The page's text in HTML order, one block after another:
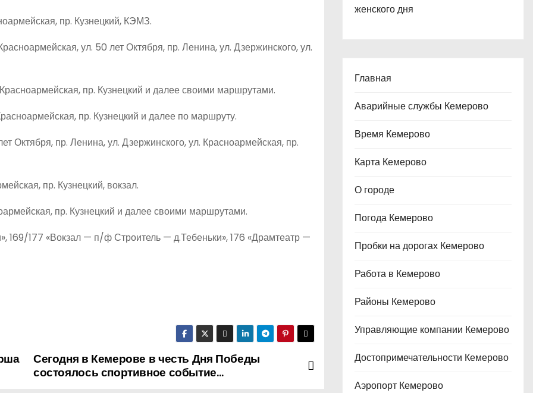
пр. Кузнецкий, КЭМЗ.
ул. 50 лет Октября, пр. Ленина, ул. Дзержинского, ул.
пр. Кузнецкий и далее своими маршрутами.
пр. Кузнецкий и далее по маршруту.
Октября, пр. Ленина, ул. Дзержинского, ул. Красноармейская, пр.
пр. Кузнецкий, вокзал.
пр. Кузнецкий и далее своими маршрутами.
169/177 «Вокзал — п/ф Строитель — д.Тебеньки», 176 «Драмтеатр —
Сегодня в Кемерове в честь Дня Победы
состоялось спортивное событие…
женского дня
Главная
Аварийные службы Кемерово
Время Кемерово
Карта Кемерово
О городе
Погода Кемерово
Пробки на дорогах Кемерово
Работа в Кемерово
Районы Кемерово
Управляющие компании Кемерово
Достопримечательности Кемерово
Аэропорт Кемерово